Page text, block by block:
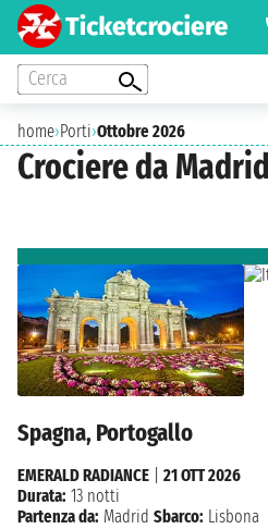
Cerca
home›Porti›Ottobre 2026
Crociere da
Spagna, Portogallo
EMERALD RADIANCE
21 OTT 2026
Durata: 13 notti
Partenza da: Madrid Sbarco: Lisbona